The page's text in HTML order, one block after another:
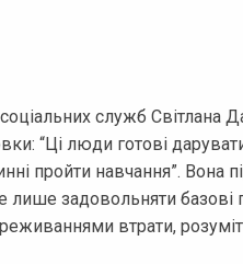
служб Світлана
“Ці люди готові
пройти навчання”. Вона
лише задовольняти базові
втрати,